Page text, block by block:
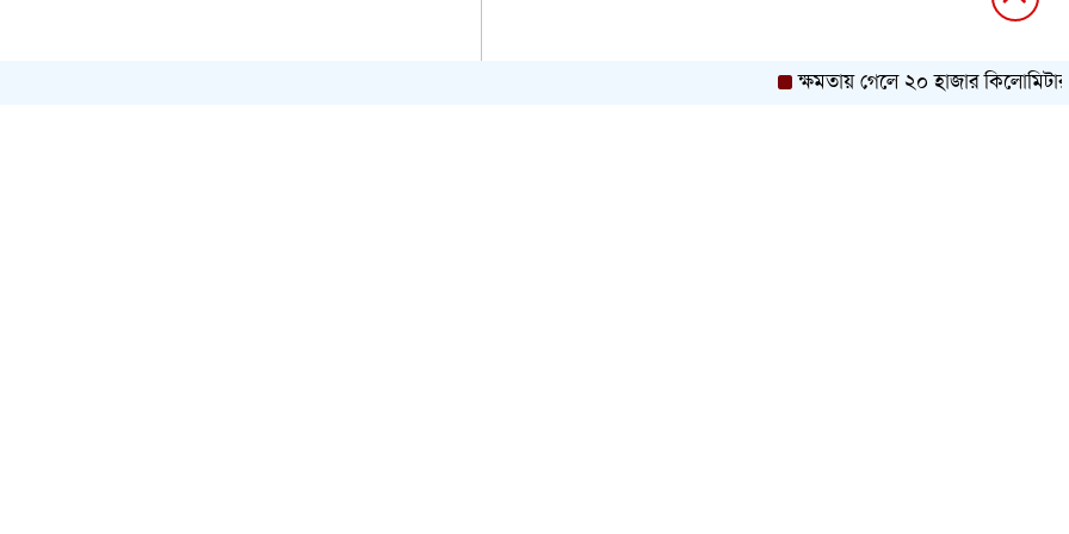
ক্ষমতায় গেলে ২০ হাজার কিলোমিটার